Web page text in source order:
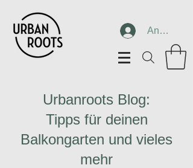
Anmelden
Urbanroots Blog:
Tipps für deinen
Balkongarten und vieles
mehr